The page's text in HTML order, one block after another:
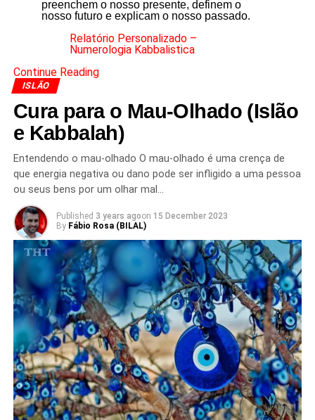
preenchem o nosso presente, definem o
nosso futuro e explicam o nosso passado.
Relatório Personalizado –
Numerologia Kabbalistica
Continue Reading
ISLÃO
Cura para o Mau-Olhado (Islão
e Kabbalah)
Entendendo o mau-olhado O mau-olhado é uma crença de
que energia negativa ou dano pode ser infligido a uma pessoa
ou seus bens por um olhar mal…
Published 3 years agoon 15 December 2023
By Fábio Rosa (BILAL)